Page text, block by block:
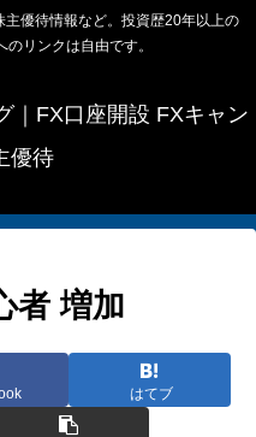
優待情報など。投資歴20年以上の
リンクは自由です。
｜FX口座開設 FXキャン
優待
者 増加
はてブ